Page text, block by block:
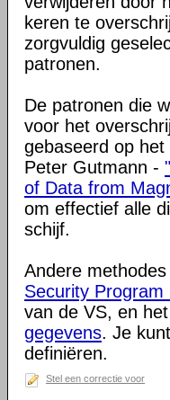
keren te
zorgvuldig
patronen.
De patronen die
voor het
gebaseerd op
Peter Gutmann -
of Data from
om effectief alle
schijf.
Andere
Security Program
van de VS, en
gegevens. Je
definiëren.
Stel een correctie voor